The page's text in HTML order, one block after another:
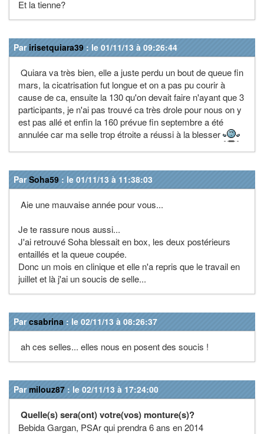
Et la tienne?
Par irisetquiara39 : le 01/11/13 à 09:26:44
Quiara va très bien, elle a juste perdu un bout de queue fin
mars, la cicatrisation fut longue et on a pas pu courir à
cause de ca, ensuite la 130 qu'on devait faire n'ayant que 3
participants, je n'ai pas trouvé ca très drole pour nous on y
est pas allé et enfin la 160 prévue fin septembre a été
annulée car ma selle trop étroite a réussi à la blesser
ParSoha59 : le 01/11/13 à 11:38:03
Aie une mauvaise année pour vous...
Je te rassure nous aussi...
J'ai retrouvé Soha blessait en box, les deux postérieurs
entaillés et la queue coupée.
Donc un mois en clinique et elle n'a repris que le travail en
juillet et là j'ai un soucis de selle...
Parcsabrina : le 02/11/13 à 08:26:37
ah ces selles... elles nous en posent des soucis !
Parmilouz87 : le 02/11/13 à 17:24:00
Quelle(s) sera(ont) votre(vos) monture(s)?
Bebida Gargan, PSAr qui prendra 6 ans en 2014